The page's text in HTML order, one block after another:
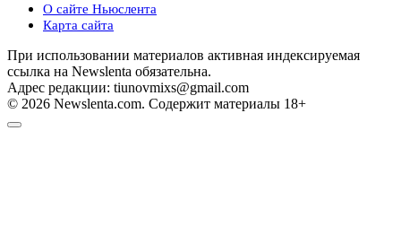
О сайте Ньюслента
Карта сайта
При использовании материалов активная индексируемая
ссылка на Newslenta обязательна.
Адрес редакции: tiunovmixs@gmail.com
© 2026 Newslenta.com. Содержит материалы 18+